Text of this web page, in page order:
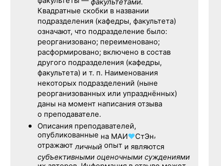
факультетами.
Квадратные скобки в названии
подразделения (кафедры, факультета)
означают, что подразделение было:
реорганизовано; переименовано;
расформировано; включено в состав
другого подразделения (кафедры,
факультета) и т. п. Наименования
некоторых подразделений (ныне
реорганизованных или упразднённых)
даны на момент написания отзыва
о преподавателе.
Описания преподавателей,
опубликованные на МАИ♥СтЭн,
отражаютличный опыт и являются
субъективными оценочными суждениями